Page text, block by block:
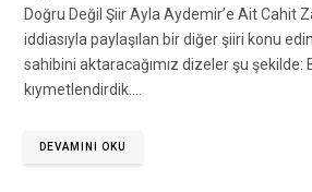
Doğru Değil Şiir Ayla Aydemir’e Ait Cahit
iddiasıyla paylaşılan bir diğer şiiri konu
sahibini aktaracağımız dizeler şu şekilde:
kıymetlendirdik.…
DEVAMINI OKU